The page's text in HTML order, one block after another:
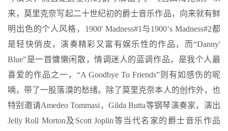
来，莫里克奈写起二十世纪初的爵士音乐作品，向来就有鲜
明出色的个人风格，1900' Madness#1与1900’s Madness#2都
是轻快俏皮，演奏精彩又富有娱乐性的作品，而“Danny'
Blue”是一首慵懒闲散，情调迷人的蓝调作品，是我个人最
喜爱的作品之一，“A Goodbye To Friends”则有如感伤的呢
喃，带了一股落漠的愁绪。除了莫里克奈本人的创作外，也
特别邀请Amedeo Tommasi，Gilda Butta等钢琴演奏家，演出
Jelly Roll Morton及Scott Joplin等当代名家的爵士音乐作品